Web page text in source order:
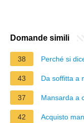
Domande simili
38 Perché si
43 Da soffitta a
37 Mansarda a
42 Acquisto